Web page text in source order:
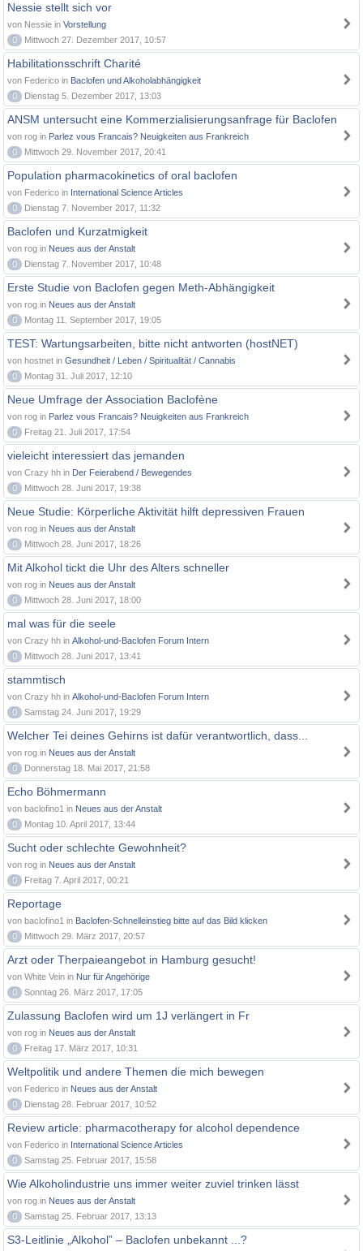
Nessie stellt sich vor
von Nessie in Vorstellung
0
Mittwoch 27. Dezember 2017, 10:57
Habilitationsschrift Charité
von Federico in Baclofen und Alkoholabhängigkeit
0
Dienstag 5. Dezember 2017, 13:03
ANSM untersucht eine Kommerzialisierungsanfrage für Baclofen
von rog in Parlez vous Francais? Neuigkeiten aus Frankreich
0
Mittwoch 29. November 2017, 20:41
Population pharmacokinetics of oral baclofen
von Federico in International Science Articles
0
Dienstag 7. November 2017, 11:32
Baclofen und Kurzatmigkeit
von rog in Neues aus der Anstalt
0
Dienstag 7. November 2017, 10:48
Erste Studie von Baclofen gegen Meth-Abhängigkeit
von rog in Neues aus der Anstalt
0
Montag 11. September 2017, 19:05
TEST: Wartungsarbeiten, bitte nicht antworten (hostNET)
von hostnet in Gesundheit / Leben / Spiritualität / Cannabis
0
Montag 31. Juli 2017, 12:10
Neue Umfrage der Association Baclofène
von rog in Parlez vous Francais? Neuigkeiten aus Frankreich
0
Freitag 21. Juli 2017, 17:54
vieleicht interessiert das jemanden
von Crazy hh in Der Feierabend / Bewegendes
0
Mittwoch 28. Juni 2017, 19:38
Neue Studie: Körperliche Aktivität hilft depressiven Frauen
von rog in Neues aus der Anstalt
0
Mittwoch 28. Juni 2017, 18:26
Mit Alkohol tickt die Uhr des Alters schneller
von rog in Neues aus der Anstalt
0
Mittwoch 28. Juni 2017, 18:00
mal was für die seele
von Crazy hh in Alkohol-und-Baclofen Forum Intern
0
Mittwoch 28. Juni 2017, 13:41
stammtisch
von Crazy hh in Alkohol-und-Baclofen Forum Intern
0
Samstag 24. Juni 2017, 19:29
Welcher Tei deines Gehirns ist dafür verantwortlich, dass...
von rog in Neues aus der Anstalt
0
Donnerstag 18. Mai 2017, 21:58
Echo Böhmermann
von baclofino1 in Neues aus der Anstalt
0
Montag 10. April 2017, 13:44
Sucht oder schlechte Gewohnheit?
von rog in Neues aus der Anstalt
0
Freitag 7. April 2017, 00:21
Reportage
von baclofino1 in Baclofen-Schnelleinstieg bitte auf das Bild klicken
0
Mittwoch 29. März 2017, 20:57
Arzt oder Therpaieangebot in Hamburg gesucht!
von White Vein in Nur für Angehörige
0
Sonntag 26. März 2017, 17:05
Zulassung Baclofen wird um 1J verlängert in Fr
von rog in Neues aus der Anstalt
0
Freitag 17. März 2017, 10:31
Weltpolitik und andere Themen die mich bewegen
von Federico in Neues aus der Anstalt
0
Dienstag 28. Februar 2017, 10:52
Review article: pharmacotherapy for alcohol dependence
von Federico in International Science Articles
0
Samstag 25. Februar 2017, 15:58
Wie Alkoholindustrie uns immer weiter zuviel trinken lässt
von rog in Neues aus der Anstalt
0
Samstag 25. Februar 2017, 13:13
S3-Leitlinie „Alkohol” – Baclofen unbekannt ...?